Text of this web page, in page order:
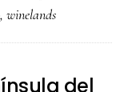
, winelands
del